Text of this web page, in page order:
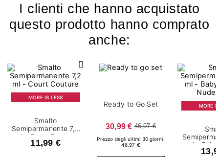
I clienti che hanno acquistato
questo prodotto hanno comprato
anche:
MORE IS LESS
Smalto
Semipermanente 7,2
ml - Court Couture
11,99 €
Ready to Go Set
30,99 € 46,97 €
Prezzo degli ultimi 30 giorni:
46.97 €
MORE
ml -
Nude